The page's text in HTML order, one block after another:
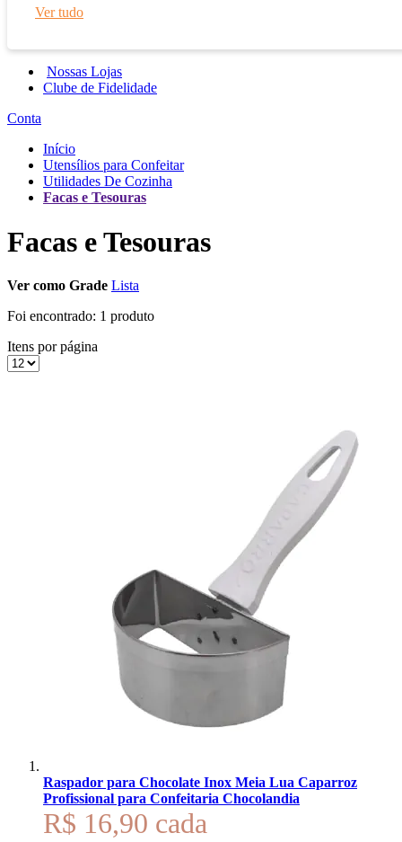
Ver tudo
Nossas Lojas
Clube de Fidelidade
Conta
Início
Utensílios para Confeitar
Utilidades De Cozinha
Facas e Tesouras
Facas e Tesouras
Ver como Grade Lista
Foi encontrado: 1 produto
Itens por página
Raspador para Chocolate Inox Meia Lua Caparroz
Profissional para Confeitaria Chocolandia
R$ 16,90